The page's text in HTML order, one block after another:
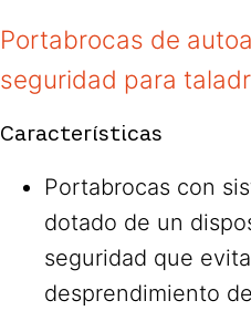
Portabrocas de
seguridad para
Características
Portabrocas con
dotado de un
seguridad que
desprendimiento